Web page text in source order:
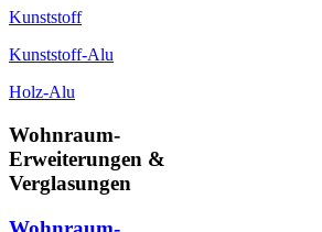
Kunststoff
Kunststoff-Alu
Holz-Alu
Wohnraum-
Erweiterungen &
Verglasungen